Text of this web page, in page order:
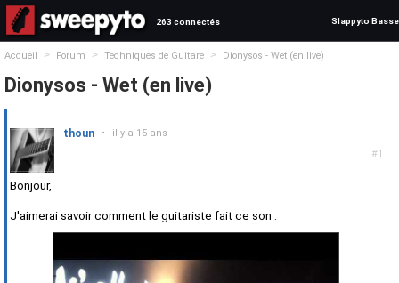
263 connectés Slappyto Basse
Accueil > Forum > Techniques de Guitare > Dionysos - Wet (en live)
Dionysos - Wet (en live)
#1
thoun • il y a 15 ans
Bonjour,
J'aimerai savoir comment le guitariste fait ce son :